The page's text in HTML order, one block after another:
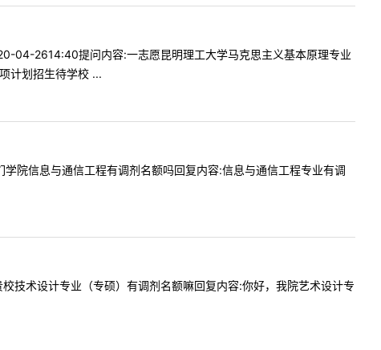
04-2614:40提问内容:一志愿昆明理工大学马克思主义基本原理专业
计划招生待学校 ...
信息与通信工程有调剂名额吗回复内容:信息与通信工程专业有调
术设计专业（专硕）有调剂名额嘛回复内容:你好，我院艺术设计专